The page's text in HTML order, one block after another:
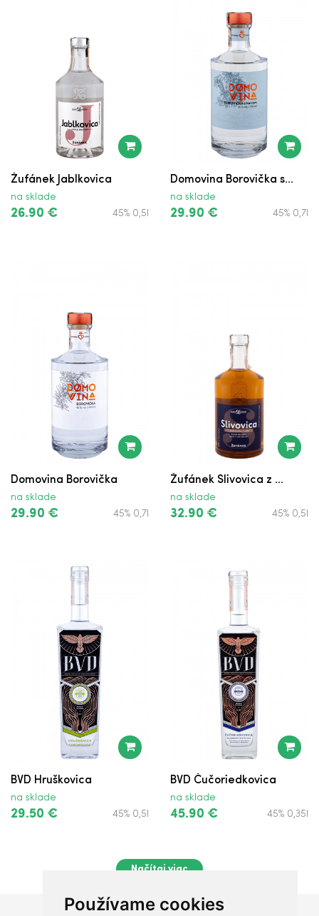
Používame cookies
Žufánek Jablkovica
na sklade
26.90 € 45% 0,5l
Domovina Borovička s...
na sklade
29.90 € 45% 0,7l
Domovina Borovička
na sklade
29.90 € 45% 0,7l
Žufánek Slivovica z ...
na sklade
32.90 € 45% 0,5l
BVD Hruškovica
na sklade
29.50 € 45% 0,5l
BVD Čučoriedkovica
na sklade
45.90 € 45% 0,35l
Načítaj viac